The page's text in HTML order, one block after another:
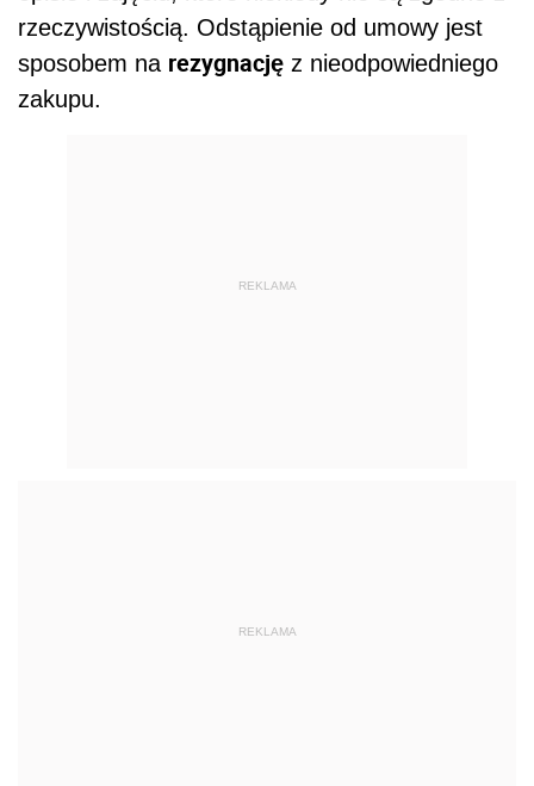
rzeczywistością. Odstąpienie od umowy jest
sposobem na rezygnację z nieodpowiedniego
zakupu.
REKLAMA
REKLAMA